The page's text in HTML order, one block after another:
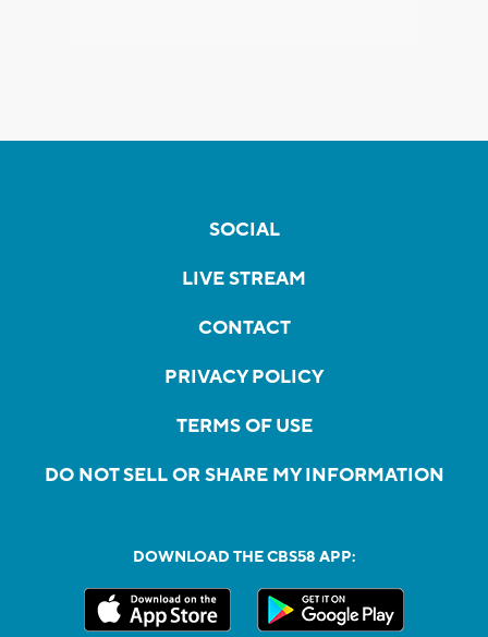
SOCIAL
LIVE STREAM
CONTACT
PRIVACY POLICY
TERMS OF USE
DO NOT SELL OR SHARE MY INFORMATION
DOWNLOAD THE CBS58 APP: